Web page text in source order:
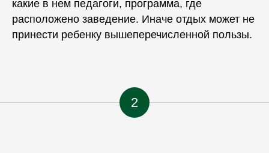
какие в нем педагоги, программа, где
расположено заведение. Иначе отдых может не
принести ребенку вышеперечисленной пользы.
2